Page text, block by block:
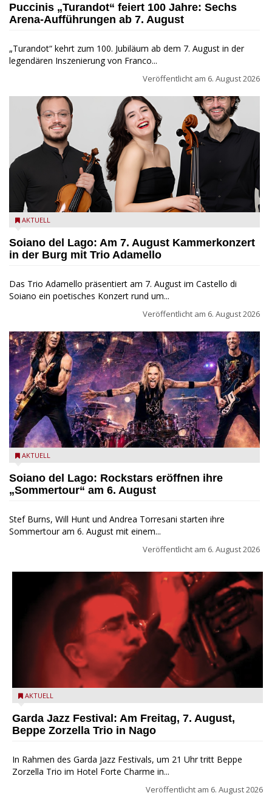
Puccinis „Turandot“ feiert 100 Jahre: Sechs
Arena-Aufführungen ab 7. August
„Turandot“ kehrt zum 100. Jubiläum ab dem 7. August in der
legendären Inszenierung von Franco...
Veröffentlicht am 6. August 2026
Trio Adamello
AKTUELL
Soiano del Lago: Am 7. August Kammerkonzert
in der Burg mit Trio Adamello
Das Trio Adamello präsentiert am 7. August im Castello di
Soiano ein poetisches Konzert rund um...
Veröffentlicht am 6. August 2026
Stef Burns, Will Hunt und Andrea Torresani im Summer Rock
AKTUELL
Soiano del Lago: Rockstars eröffnen ihre
„Sommertour“ am 6. August
Stef Burns, Will Hunt und Andrea Torresani starten ihre
Sommertour am 6. August mit einem...
Veröffentlicht am 6. August 2026
Beppe Zorzella Trio zu Gast beim Garda Jazz Festival
AKTUELL
Garda Jazz Festival: Am Freitag, 7. August,
Beppe Zorzella Trio in Nago
In Rahmen des Garda Jazz Festivals, um 21 Uhr tritt Beppe
Zorzella Trio im Hotel Forte Charme in...
Veröffentlicht am 6. August 2026